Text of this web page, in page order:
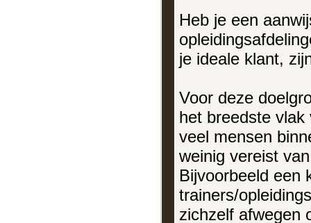
Heb je een
je ideale klant,
Voor deze
het breedste
veel mensen
weinig vereist
Bijvoorbeeld een
trainers/
zichzelf afwegen